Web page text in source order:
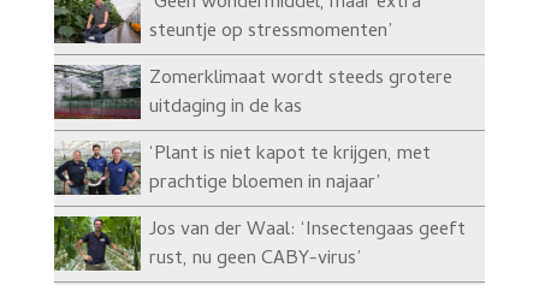
steuntje op stressmomenten’
Zomerklimaat wordt steeds grotere
uitdaging in de kas
‘Plant is niet kapot te krijgen, met
prachtige bloemen in najaar’
Jos van der Waal: ‘Insectengaas geeft
rust, nu geen CABY-virus’